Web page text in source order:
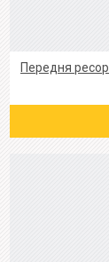
Передня